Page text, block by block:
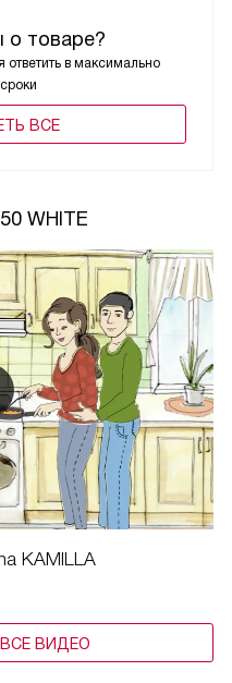
о товаре?
в максимально
ВСЕ
WHITE
KAMILLA
ВИДЕО